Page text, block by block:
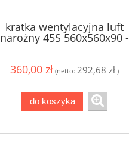
kratka wentylacyjna luft
narożny 45S 560x560x90 -
360,00 zł (netto: 292,68 zł )
do koszyka